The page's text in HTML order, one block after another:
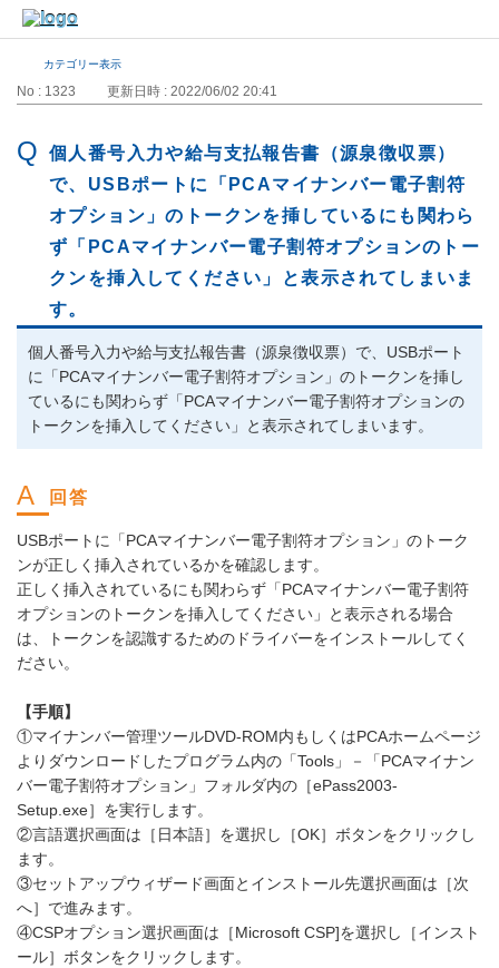
カテゴリー表示
No : 1323 更新日時 : 2022/06/02 20:41
個人番号入力や給与支払報告書（源泉徴収票）
で、USBポートに「PCAマイナンバー電子割符
オプション」のトークンを挿しているにも関わら
ず「PCAマイナンバー電子割符オプションのトー
クンを挿入してください」と表示されてしまいま
す。
個人番号入力や給与支払報告書（源泉徴収票）で、USBポート
に「PCAマイナンバー電子割符オプション」のトークンを挿し
ているにも関わらず「PCAマイナンバー電子割符オプションの
トークンを挿入してください」と表示されてしまいます。
USBポートに「PCAマイナンバー電子割符オプション」のトーク
ンが正しく挿入されているかを確認します。
正しく挿入されているにも関わらず「PCAマイナンバー電子割符
オプションのトークンを挿入してください」と表示される場合
は、トークンを認識するためのドライバーをインストールしてく
ださい。
【手順】
①マイナンバー管理ツールDVD-ROM内もしくはPCAホームページ
よりダウンロードしたプログラム内の「Tools」－「PCAマイナン
バー電子割符オプション」フォルダ内の［ePass2003-
Setup.exe］を実行します。
②言語選択画面は［日本語］を選択し［OK］ボタンをクリックし
ます。
③セットアップウィザード画面とインストール先選択画面は［次
へ］で進みます。
④CSPオプション選択画面は［Microsoft CSP]を選択し［インスト
ール］ボタンをクリックします。